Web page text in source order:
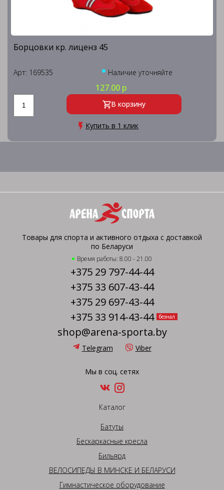
Борцовки кр. лиценз 45
Арт: 169535 Наличие уточняйте
127.00 р
В корзину
Купить в 1 клик
Товары для спорта и активного отдыха с доставкой
по Беларуси
Время работы: 8.00 - 21.00
+375 29 797-44-44
+375 33 607-43-44
+375 29 697-43-44
+375 33 914-43-44
безнал
shop@arena-sporta.by
Telegram Viber
Мы в соц. сетях
Каталог
Батуты
Бескаркасные кресла
Бильярд
ВЕЛОСИПЕДЫ В МИНСКЕ И БЕЛАРУСИ
Гимнастическое оборудование